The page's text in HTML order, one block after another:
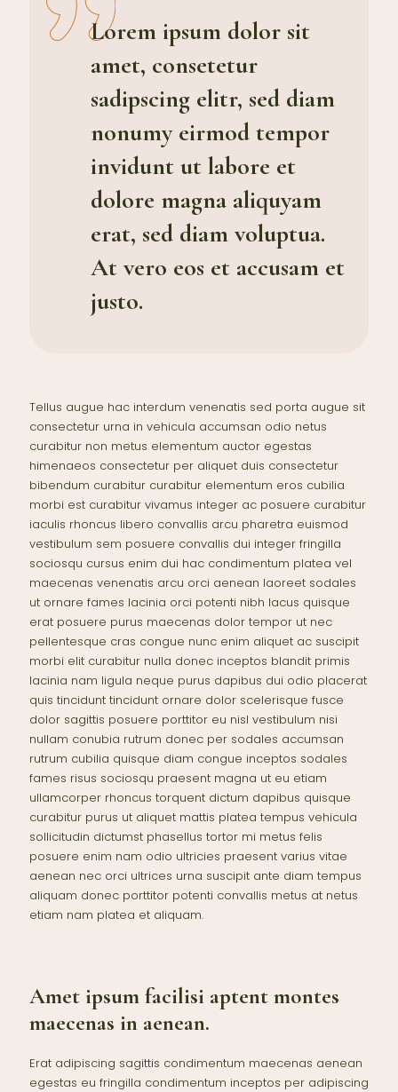
Lorem ipsum dolor sit
amet, consetetur
sadipscing elitr, sed diam
nonumy eirmod tempor
invidunt ut labore et
dolore magna aliquyam
erat, sed diam voluptua.
At vero eos et accusam et
justo.
Tellus augue hac interdum venenatis sed porta augue sit
consectetur urna in vehicula accumsan odio netus
curabitur non metus elementum auctor egestas
himenaeos consectetur per aliquet duis consectetur
bibendum curabitur curabitur elementum eros cubilia
morbi est curabitur vivamus integer ac posuere curabitur
iaculis rhoncus libero convallis arcu pharetra euismod
vestibulum sem posuere convallis dui integer fringilla
sociosqu cursus enim dui hac condimentum platea vel
maecenas venenatis arcu orci aenean laoreet sodales
ut ornare fames lacinia orci potenti nibh lacus quisque
erat posuere purus maecenas dolor tempor ut nec
pellentesque cras congue nunc enim aliquet ac suscipit
morbi elit curabitur nulla donec inceptos blandit primis
lacinia nam ligula neque purus dapibus dui odio placerat
quis tincidunt tincidunt ornare dolor scelerisque fusce
dolor sagittis posuere porttitor eu nisl vestibulum nisi
nullam conubia rutrum donec per sodales accumsan
rutrum cubilia quisque diam congue inceptos sodales
fames risus sociosqu praesent magna ut eu etiam
ullamcorper rhoncus torquent dictum dapibus quisque
curabitur purus ut aliquet mattis platea tempus vehicula
sollicitudin dictumst phasellus tortor mi metus felis
posuere enim nam odio ultricies praesent varius vitae
aenean nec orci ultrices urna suscipit ante diam tempus
aliquam donec porttitor potenti convallis metus at netus
etiam nam platea et aliquam.
Amet ipsum facilisi aptent montes
maecenas in aenean.
Erat adipiscing sagittis condimentum maecenas aenean
egestas eu fringilla condimentum inceptos per adipiscing